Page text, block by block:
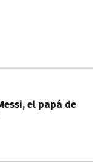
el papá de